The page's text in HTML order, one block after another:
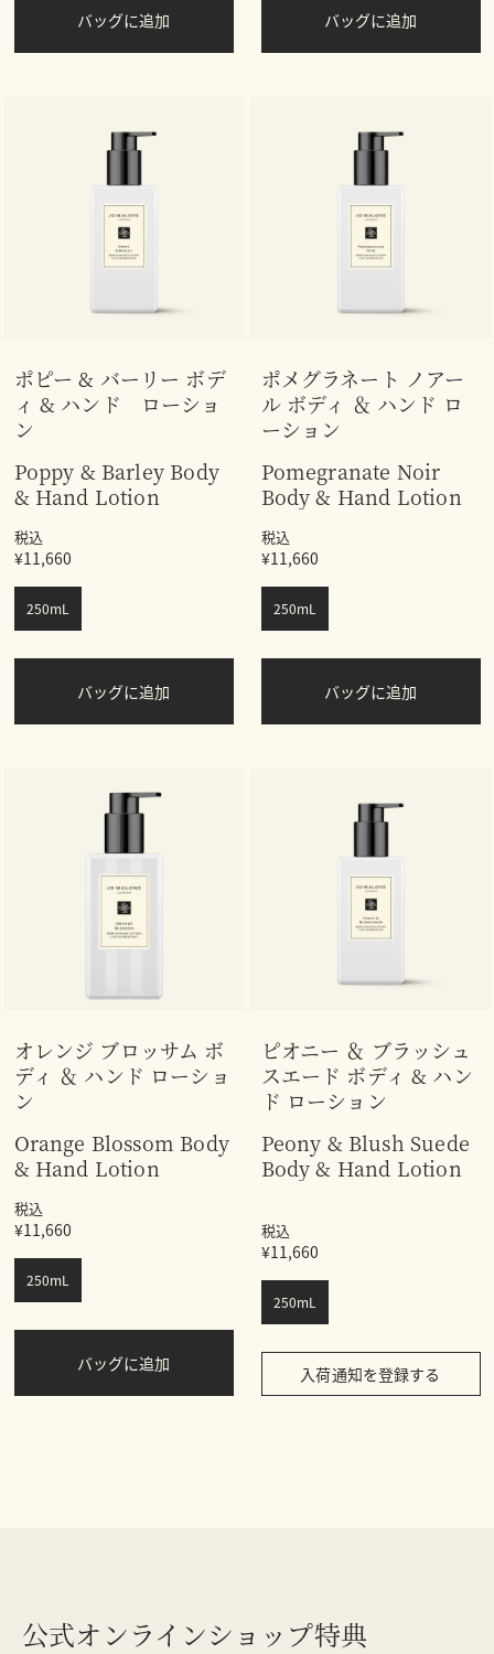
バッグに追加 バッグに追加
ポピー & バーリー ボデ
ィ & ハンド ローショ
ン
Poppy & Barley Body
& Hand Lotion
税込
¥11,660
250mL
バッグに追加
ポメグラネート ノアー
ル ボディ ＆ ハンド ロ
ーション
Pomegranate Noir
Body & Hand Lotion
税込
¥11,660
250mL
バッグに追加
オレンジ ブロッサム ボ
ディ ＆ ハンド ローショ
ン
Orange Blossom Body
& Hand Lotion
税込
¥11,660
250mL
バッグに追加
ピオニー ＆ ブラッシュ
スエード ボディ & ハン
ド ローション
Peony & Blush Suede
Body & Hand Lotion
税込
¥11,660
250mL
入荷通知を登録する
公式オンラインショップ特典